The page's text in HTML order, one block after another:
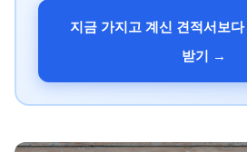
지금 가지고 계신 견적서보
받기 →